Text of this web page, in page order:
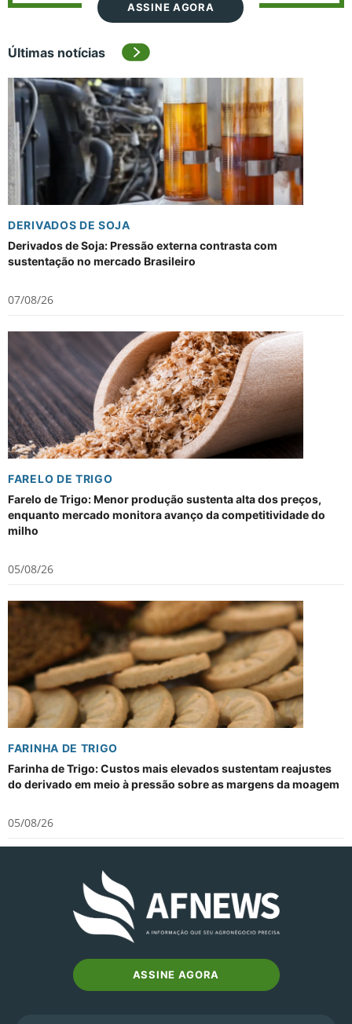
ASSINE AGORA
Últimas notícias
DERIVADOS DE SOJA
Derivados de Soja: Pressão externa contrasta com
sustentação no mercado Brasileiro
07/08/26
FARELO DE TRIGO
Farelo de Trigo: Menor produção sustenta alta dos preços,
enquanto mercado monitora avanço da competitividade do
milho
05/08/26
FARINHA DE TRIGO
Farinha de Trigo: Custos mais elevados sustentam reajustes
do derivado em meio à pressão sobre as margens da moagem
05/08/26
ASSINE AGORA